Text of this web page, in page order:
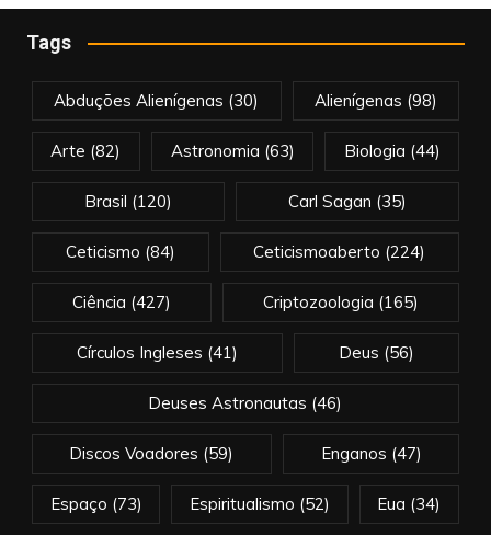
Tags
Abduções Alienígenas (30) Alienígenas (98)
Arte (82) Astronomia (63) Biologia (44)
Brasil (120) Carl Sagan (35)
Ceticismo (84) Ceticismoaberto (224)
Ciência (427) Criptozoologia (165)
Círculos Ingleses (41) Deus (56)
Deuses Astronautas (46)
Discos Voadores (59) Enganos (47)
Espaço (73) Espiritualismo (52) Eua (34)